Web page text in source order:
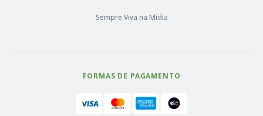
Sempre Viva na Mídia
FORMAS DE PAGAMENTO